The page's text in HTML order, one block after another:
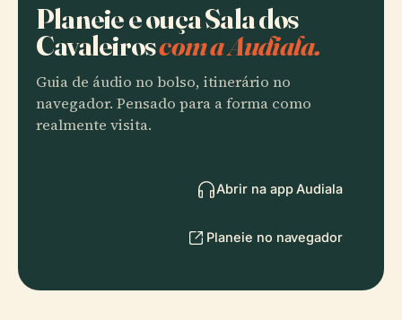
Planeie e ouça Sala dos
Cavaleiroscom a Audiala.
Guia de áudio no bolso, itinerário no
navegador. Pensado para a forma como
realmente visita.
Abrir na app Audiala
Planeie no navegador